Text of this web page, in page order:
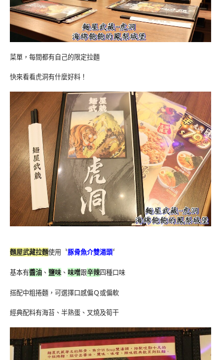
菜單，每間都有自己的限定拉麵
快來看看虎洞有什麼好料！
麵屋武藏拉麵使用〝豚骨魚介雙湯頭〞
基本有醬油 、 鹽味 、 味噌跟辛辣四種口味
搭配中粗捲麵，可選擇口感偏Ｑ或偏軟
經典配料有海苔、半熟蛋、叉燒及筍干